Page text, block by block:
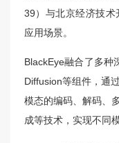
39）与北京经济技术
应用场景。
BlackEye融合了多种
Diffusion等组件，通
模态的编码、解码、
成等技术，实现不同